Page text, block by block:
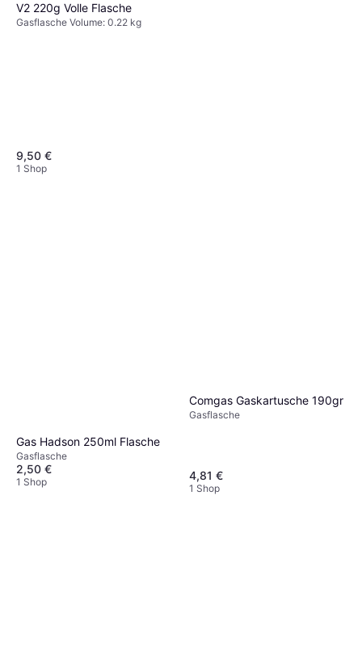
V2 220g Volle Flasche
Gasflasche Volume: 0.22 kg
9,50 €
1 Shop
Gas Hadson 250ml Flasche
Gasflasche
2,50 €
1 Shop
Comgas Gaskartusche 190gr
Gasflasche
4,81 €
1 Shop